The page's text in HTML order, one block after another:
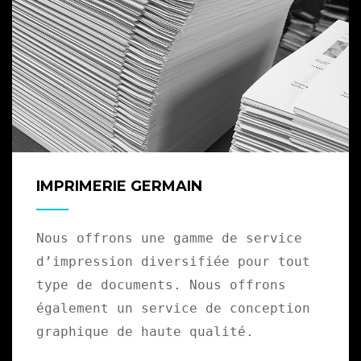
IMPRIMERIE GERMAIN
Nous offrons une gamme de service
d’impression diversifiée pour tout
type de documents. Nous offrons
également un service de conception
graphique de haute qualité.